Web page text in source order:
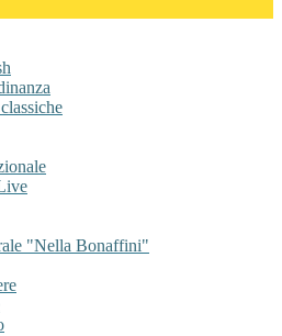
"Nella Bonaffini"